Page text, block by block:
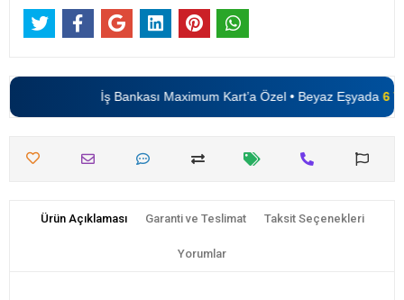
İş Bankası Maximum Kart’a Özel • Beyaz Eşyada6
Ürün Açıklaması Garanti ve Teslimat Taksit Seçenekleri
Yorumlar